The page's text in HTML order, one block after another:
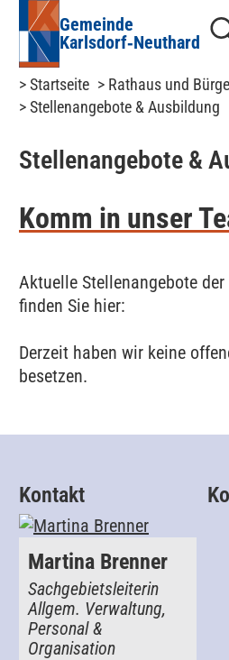
Gemeinde
Karlsdorf‑Neuthard
> Startseite > Rathaus und
> Stellenangebote & Ausbildung
Stellenangebote &
Komm in unser
Aktuelle Stellenangebote
finden Sie hier:
Derzeit haben wir keine
besetzen.
Kontakt
Martina Brenner
Sachgebietsleiterin
Allgem. Verwaltung,
Personal &
Organisation